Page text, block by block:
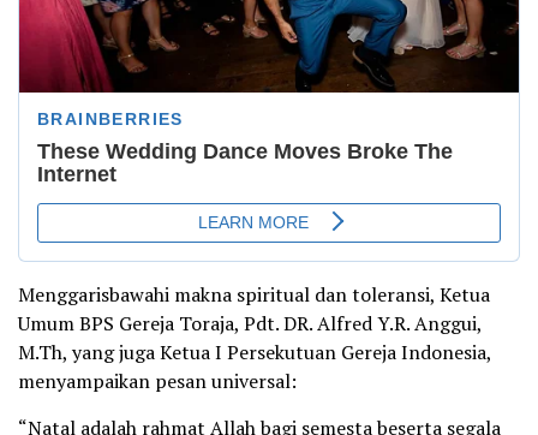
Menggarisbawahi makna spiritual dan toleransi, Ketua
Umum BPS Gereja Toraja, Pdt. DR. Alfred Y.R. Anggui,
M.Th, yang juga Ketua I Persekutuan Gereja Indonesia,
menyampaikan pesan universal:
“Natal adalah rahmat Allah bagi semesta beserta segala